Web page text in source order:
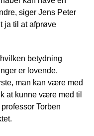
siger Jens Peter
ja til at afprøve
betydning
er lovende.
man kan være med
at kunne være med til
Torben